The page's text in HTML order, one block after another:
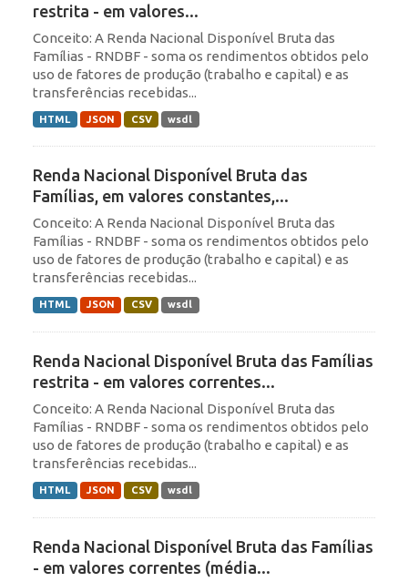
restrita - em valores...
Conceito: A Renda Nacional Disponível Bruta das
Famílias - RNDBF - soma os rendimentos obtidos pelo
uso de fatores de produção (trabalho e capital) e as
transferências recebidas...
HTML JSON CSV wsdl
Renda Nacional Disponível Bruta das
Famílias, em valores constantes,...
Conceito: A Renda Nacional Disponível Bruta das
Famílias - RNDBF - soma os rendimentos obtidos pelo
uso de fatores de produção (trabalho e capital) e as
transferências recebidas...
HTML JSON CSV wsdl
Renda Nacional Disponível Bruta das Famílias
restrita - em valores correntes...
Conceito: A Renda Nacional Disponível Bruta das
Famílias - RNDBF - soma os rendimentos obtidos pelo
uso de fatores de produção (trabalho e capital) e as
transferências recebidas...
HTML JSON CSV wsdl
Renda Nacional Disponível Bruta das Famílias
- em valores correntes (média...